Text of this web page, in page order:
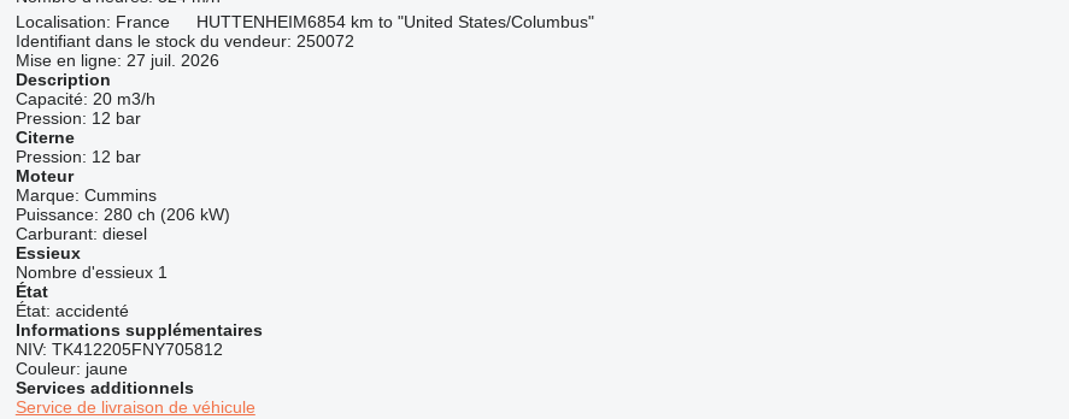
Localisation: France HUTTENHEIM6854 km to "United States/Columbus"
Identifiant dans le stock du vendeur: 250072
Mise en ligne: 27 juil. 2026
Description
Capacité: 20 m3/h
Pression: 12 bar
Citerne
Pression: 12 bar
Moteur
Marque: Cummins
Puissance: 280 ch (206 kW)
Carburant: diesel
Essieux
Nombre d'essieux 1
État
État: accidenté
Informations supplémentaires
NIV: TK412205FNY705812
Couleur: jaune
Services additionnels
Service de livraison de véhicule